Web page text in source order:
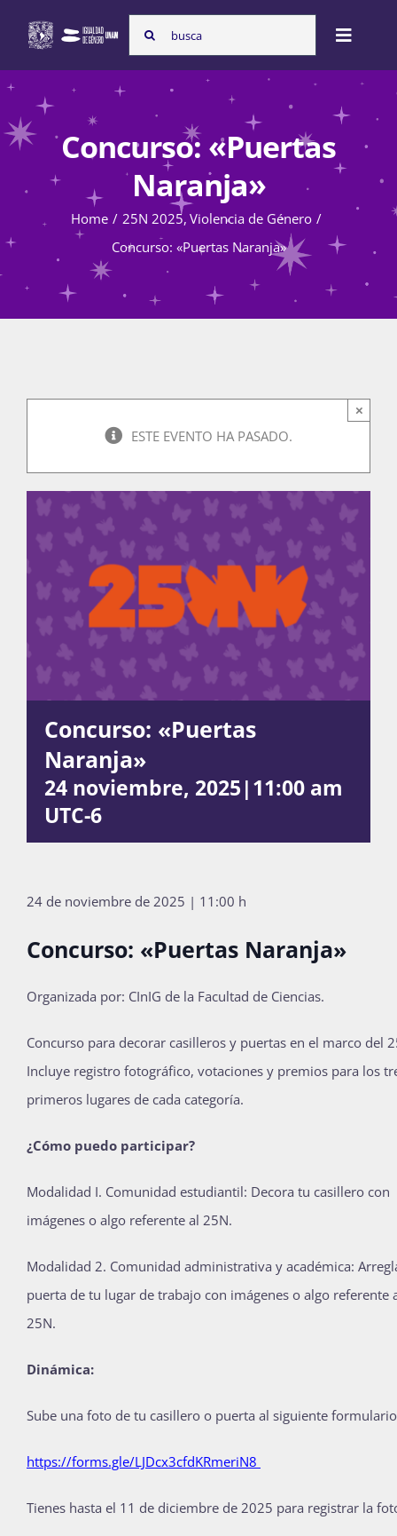
content
Search
for:
Toggle
Nosotras
Programas
Atención de la violencia de género
La Boletina
Blog
Recursos
Bienvenida generación 2027-1
Concurso: «Puertas
Naranja»
Home 25N 2025 Violencia de Género
Concurso: «Puertas Naranja»
ESTE EVENTO HA PASADO.
×
Concurso: «Puertas
Naranja»
24 noviembre, 2025|11:00 am
UTC-6
24 de noviembre de 2025 | 11:00 h
Concurso: «Puertas Naranja»
Organizada por: CInIG de la Facultad de Ciencias.
Concurso para decorar casilleros y puertas en el marco del
Incluye registro fotográfico, votaciones y premios para los
primeros lugares de cada categoría.
¿Cómo puedo participar?
Modalidad I. Comunidad estudiantil: Decora tu casillero con
imágenes o algo referente al 25N.
Modalidad 2. Comunidad administrativa y académica:
puerta de tu lugar de trabajo con imágenes o algo referente
25N.
Dinámica:
Sube una foto de tu casillero o puerta al siguiente
https://forms.gle/LJDcx3cfdKRmeriN8
Tienes hasta el 11 de diciembre de 2025 para registrar la